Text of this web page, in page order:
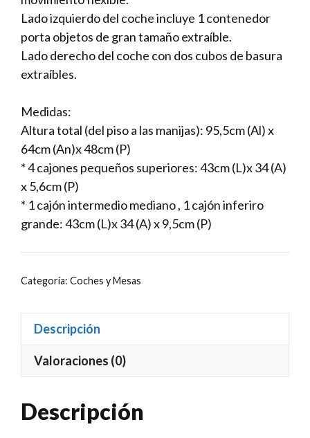
Lado izquierdo del coche incluye 1 contenedor
porta objetos de gran tamaño extraíble.
Lado derecho del coche con dos cubos de basura
extraíbles.
Medidas:
Altura total (del piso a las manijas): 95,5cm (Al) x
64cm (An)x 48cm (P)
* 4 cajones pequeños superiores: 43cm (L)x 34 (A)
x 5,6cm (P)
* 1 cajón intermedio mediano , 1 cajón inferiro
grande: 43cm (L)x 34 (A) x 9,5cm (P)
Categoría: Coches y Mesas
Descripción
Valoraciones (0)
Descripción